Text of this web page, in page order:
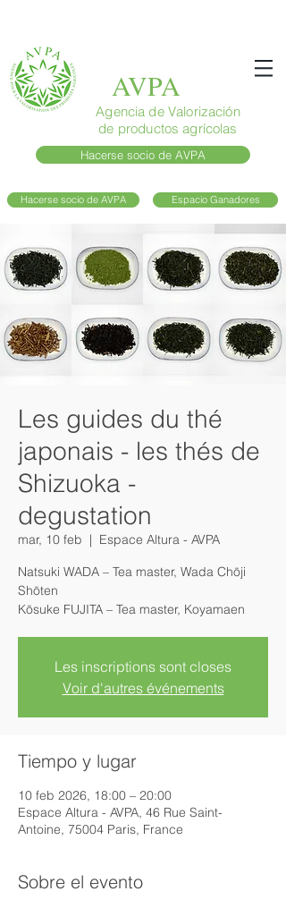
AVPA
Agencia de Valorización
de productos agrícolas
Hacerse socio de AVPA
Hacerse socio de AVPA Espacio Ganadores
Les guides du thé
japonais - les thés de
Shizuoka -
degustation
mar, 10 feb
  |
Espace Altura - AVPA
Natsuki WADA – Tea master, Wada Chōji
Shōten
Kōsuke FUJITA – Tea master, Koyamaen
Les inscriptions sont closes
Voir d'autres événements
Tiempo y lugar
10 feb 2026, 18:00 – 20:00
Espace Altura - AVPA, 46 Rue Saint-
Antoine, 75004 Paris, France
Sobre el evento